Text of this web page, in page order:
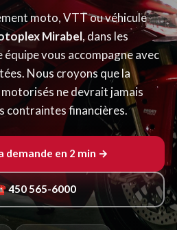
moto, VTT ou véhicule
Mirabel, dans les
équipe vous accompagne avec
Nous croyons que la
ne devrait jamais
contraintes financières.
demande en 2 min →
450 565-6000